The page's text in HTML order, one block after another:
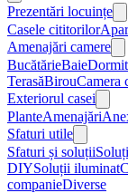
Prezentări locuințe
Casele cititorilor
Amenajări camere
BucătărieBaie
TerasăBirouCamera
Exteriorul casei
PlanteAmenajări
Sfaturi utile
Sfaturi și soluții
DIYSoluții iluminat
companieDiverse